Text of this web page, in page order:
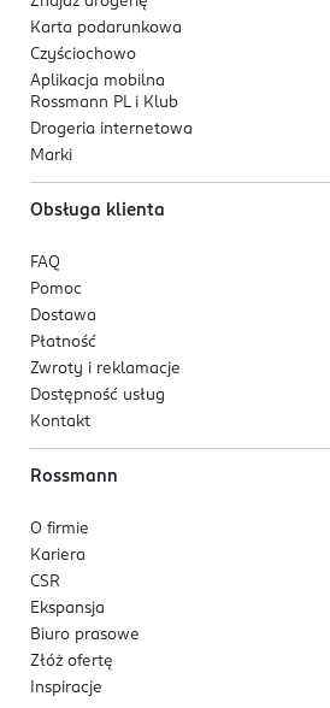
Procter&Gamble DS Polska sp. z o.o.
ul. Zabraniecka 20
03-872 Warszawa
Kod EAN
8 006540 772928
Karta podarunkowa
Czyściochowo
Aplikacja mobilna
Rossmann PL i Klub
Drogeria internetowa
Marki
Obsługa klienta
FAQ
Pomoc
Dostawa
Płatność
Zwroty i reklamacje
Dostępność usług
Kontakt
Rossmann
O firmie
Kariera
CSR
Ekspansja
Biuro prasowe
Złóż ofertę
Inspiracje